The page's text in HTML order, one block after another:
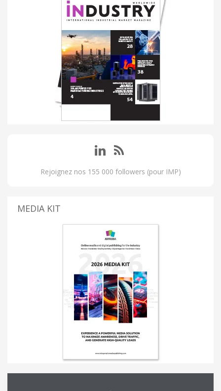
Rejoignez nos 155 000 followers (pour IMP)
MEDIA KIT